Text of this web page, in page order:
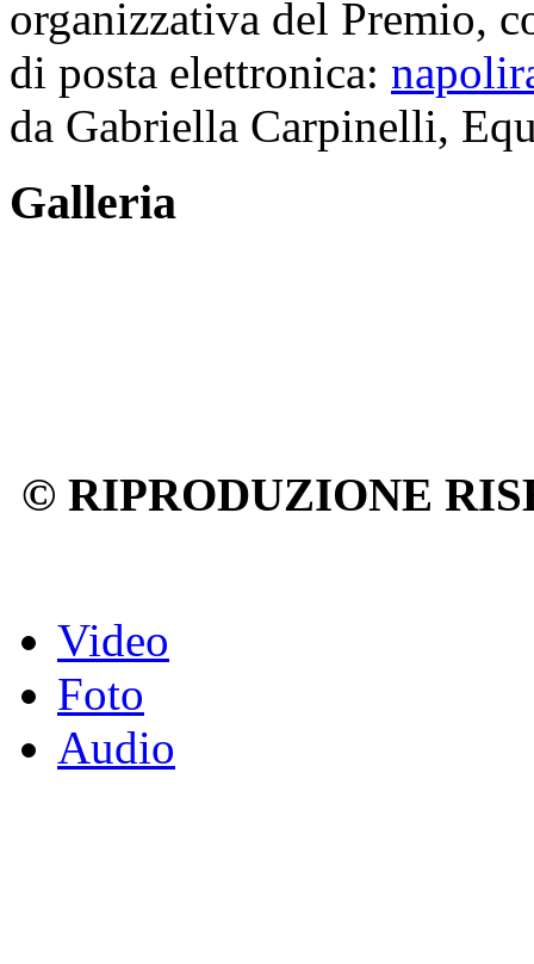
organizzativa del Premio,
di posta elettronica:
da Gabriella Carpinelli,
Galleria
© RIPRODUZIONE
Video
Foto
Audio